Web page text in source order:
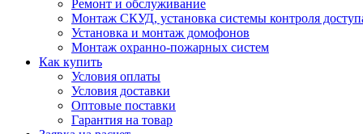
Ремонт и обслуживание
Монтаж СКУД, установка системы контроля
Установка и монтаж домофонов
Монтаж охранно-пожарных систем
Как купить
Условия оплаты
Условия доставки
Оптовые поставки
Гарантия на товар